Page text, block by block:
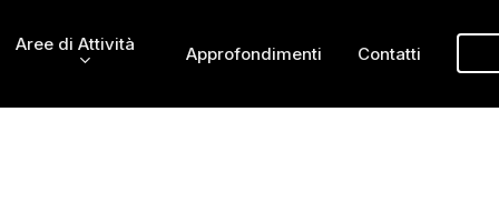
Aree di Attività Approfondimenti Contatti